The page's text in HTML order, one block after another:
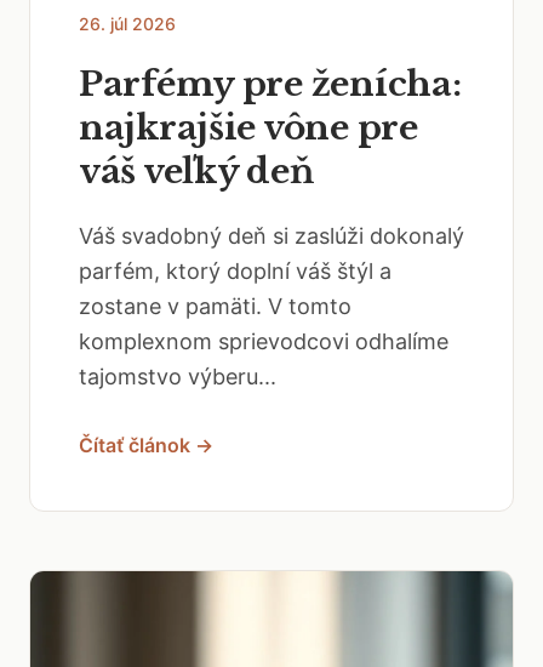
26. júl 2026
Parfémy pre ženícha:
najkrajšie vône pre
váš veľký deň
Váš svadobný deň si zaslúži dokonalý
parfém, ktorý doplní váš štýl a
zostane v pamäti. V tomto
komplexnom sprievodcovi odhalíme
tajomstvo výberu...
Čítať článok →